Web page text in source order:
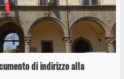
di indirizzo alla